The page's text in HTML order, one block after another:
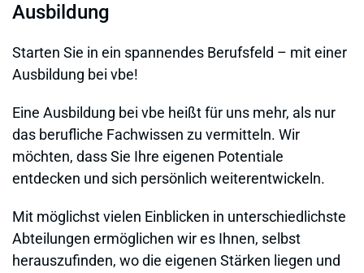
Ausbildung
Starten Sie in ein spannendes Berufsfeld – mit einer
Ausbildung bei vbe!
Eine Ausbildung bei vbe heißt für uns mehr, als nur
das berufliche Fachwissen zu vermitteln. Wir
möchten, dass Sie Ihre eigenen Potentiale
entdecken und sich persönlich weiterentwickeln.
Mit möglichst vielen Einblicken in unterschiedlichste
Abteilungen ermöglichen wir es Ihnen, selbst
herauszufinden, wo die eigenen Stärken liegen und